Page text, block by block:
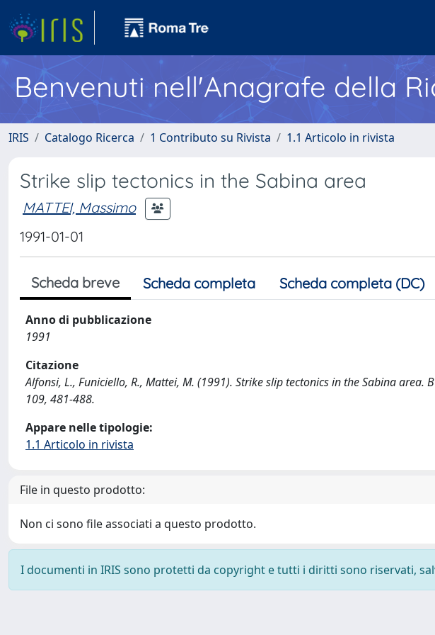
Benvenuti nell'Anagrafe della
IRIS Catalogo Ricerca 1 Contributo su Rivista 1.1 Articolo in rivista
Strike slip tectonics in the Sabina area
MATTEI, Massimo
1991-01-01
Scheda breve Scheda completa Scheda completa (DC)
Anno di pubblicazione
1991
Citazione
Alfonsi, L., Funiciello, R., Mattei, M. (1991). Strike slip tectonics in the Sabina area.
109, 481-488.
Appare nelle tipologie:
1.1 Articolo in rivista
File in questo prodotto:
Non ci sono file associati a questo prodotto.
I documenti in IRIS sono protetti da copyright e tutti i diritti sono riservati,